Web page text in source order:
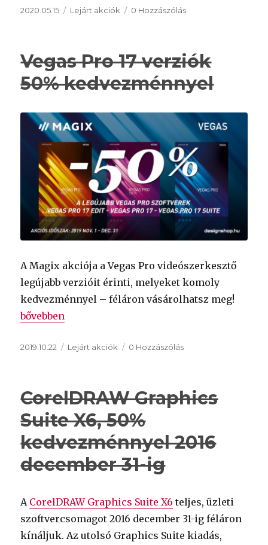
Közzétéve
2020.05.15 Kategória
Lejárt akciók 0 Hozzászólás
Vegas Pro 17 verziók
50% kedvezménnyel
A Magix akciója a Vegas Pro videószerkesztő
legújabb verzióit érinti, melyeket komoly
kedvezménnyel – féláron vásárolhatsz meg!
„Vegas Pro 17 verziók 50% kedvezménnyel
bővebben
Közzétéve
2019.10.22 Kategória
Lejárt akciók 0 Hozzászólás
CorelDRAW Graphics
Suite X6, 50%
kedvezménnyel 2016
december 31-ig
A CorelDRAW Graphics Suite X6 teljes, üzleti
szoftvercsomagot 2016 december 31-ig féláron
kínáljuk. Az utolsó Graphics Suite kiadás,